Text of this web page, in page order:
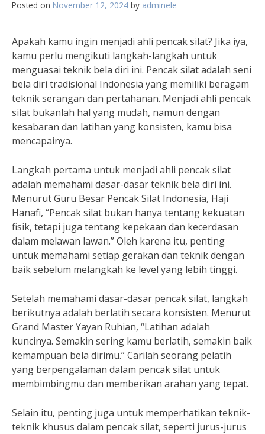
Posted on November 12, 2024 by adminele
Apakah kamu ingin menjadi ahli pencak silat? Jika iya,
kamu perlu mengikuti langkah-langkah untuk
menguasai teknik bela diri ini. Pencak silat adalah seni
bela diri tradisional Indonesia yang memiliki beragam
teknik serangan dan pertahanan. Menjadi ahli pencak
silat bukanlah hal yang mudah, namun dengan
kesabaran dan latihan yang konsisten, kamu bisa
mencapainya.
Langkah pertama untuk menjadi ahli pencak silat
adalah memahami dasar-dasar teknik bela diri ini.
Menurut Guru Besar Pencak Silat Indonesia, Haji
Hanafi, “Pencak silat bukan hanya tentang kekuatan
fisik, tetapi juga tentang kepekaan dan kecerdasan
dalam melawan lawan.” Oleh karena itu, penting
untuk memahami setiap gerakan dan teknik dengan
baik sebelum melangkah ke level yang lebih tinggi.
Setelah memahami dasar-dasar pencak silat, langkah
berikutnya adalah berlatih secara konsisten. Menurut
Grand Master Yayan Ruhian, “Latihan adalah
kuncinya. Semakin sering kamu berlatih, semakin baik
kemampuan bela dirimu.” Carilah seorang pelatih
yang berpengalaman dalam pencak silat untuk
membimbingmu dan memberikan arahan yang tepat.
Selain itu, penting juga untuk memperhatikan teknik-
teknik khusus dalam pencak silat, seperti jurus-jurus